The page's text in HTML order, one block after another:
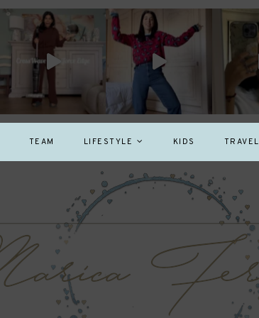
TEAM LIFESTYLE KIDS TRAVEL